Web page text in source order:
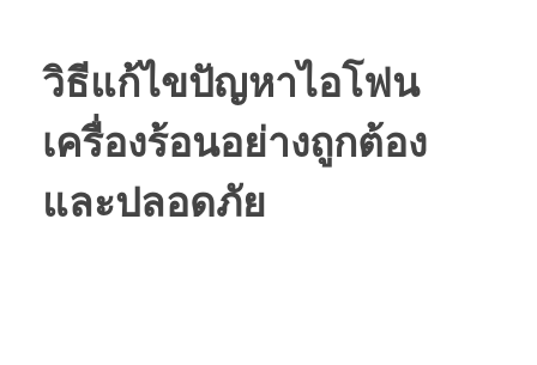
วิธีแก้ไขปัญหาไอโฟน
เครื่องร้อนอย่างถูกต้อง
และปลอดภัย